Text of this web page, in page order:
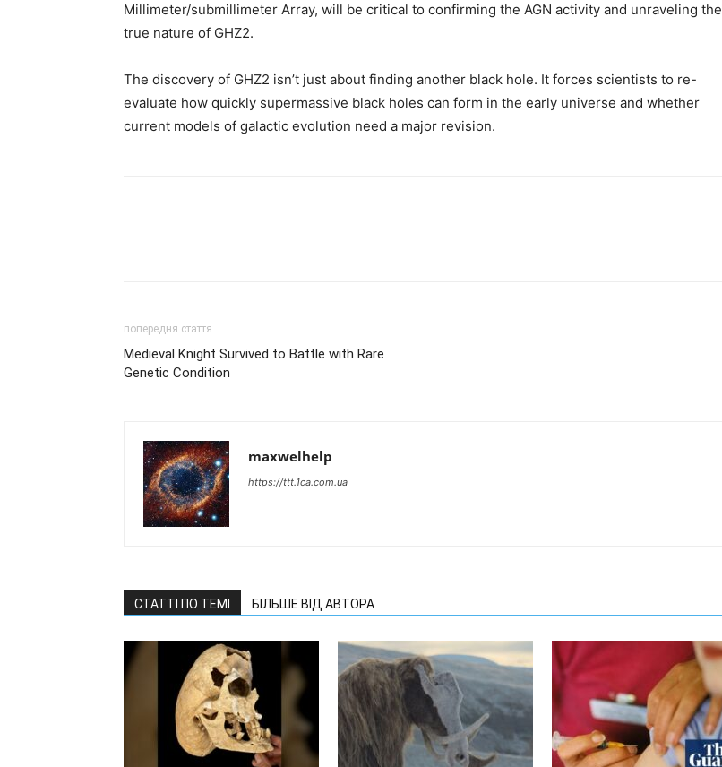
Millimeter/submillimeter Array, will be critical to confirming the AGN activity and unraveling the
true nature of GHZ2.
The discovery of GHZ2 isn’t just about finding another black hole. It forces scientists to re-
evaluate how quickly supermassive black holes can form in the early universe and whether
current models of galactic evolution need a major revision.
попередня стаття
Medieval Knight Survived to Battle with Rare
Genetic Condition
maxwelhelp
https://ttt.1ca.com.ua
СТАТТІ ПО ТЕМІ БІЛЬШЕ ВІД АВТОРА